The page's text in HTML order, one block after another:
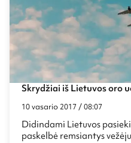
Skrydžiai iš Lietuvos oro
10 vasario 2017 / 08:07
Didindami Lietuvos
paskelbė remsiantys